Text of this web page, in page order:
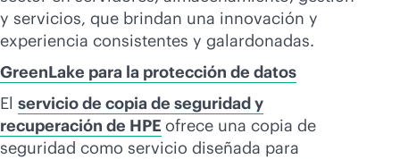
y servicios, que brindan una innovación y
experiencia consistentes y galardonadas.
GreenLake para la protección de datos
El servicio de copia de seguridad y
recuperación de HPE ofrece una copia de
seguridad como servicio diseñada para